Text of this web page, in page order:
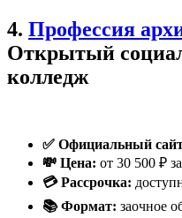
4. Профессия
Открытый
колледж
✅ Официальный
💸 Цена: от 30 500 ₽
💳 Рассрочка:
📚 Формат: заочное